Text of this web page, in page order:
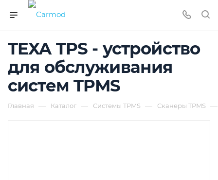
TEXA TPS - устройство
для обслуживания
систем TPMS
Главная — Каталог — Cистемы TPMS — Сканеры TPMS —